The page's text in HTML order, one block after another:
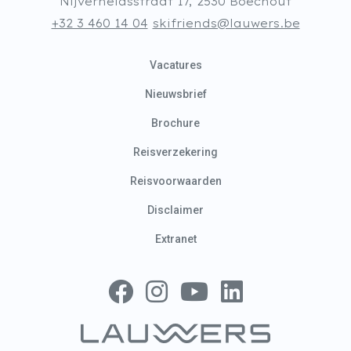
+32 3 460 14 04 skifriends@lauwers.be
Vacatures
Nieuwsbrief
Brochure
Reisverzekering
Reisvoorwaarden
Disclaimer
Extranet
Volg ons op Facebook
Volg ons op Instagram
Volg ons op YouTube
Volg ons op